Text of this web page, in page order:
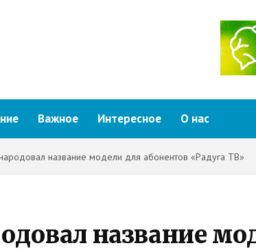
Важное Интересное О нас
название модели для абонентов «Радуга ТВ»
название